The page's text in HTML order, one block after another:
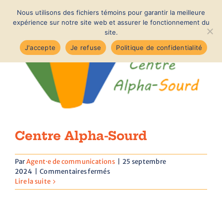
MENU
Accueil
À propos
Membres
Centre Alpha-Sourd
ParAgent·e de communications
25 septembre
2024
Commentaires ferméssur
Alpha-
Lire la suite
Nous utilisons des fichiers témoins pour garantir la meilleure
expérience sur notre site web et assurer le fonctionnement du
site.
J'accepte
Je refuse Politique de confidentialité